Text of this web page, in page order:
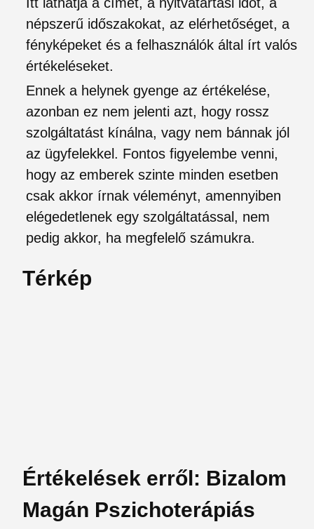
népszerű időszakokat, az elérhetőséget, a
fényképeket és a felhasználók által írt valós
értékeléseket.
Ennek a helynek gyenge az értékelése,
azonban ez nem jelenti azt, hogy rossz
szolgáltatást kínálna, vagy nem bánnak jól
az ügyfelekkel. Fontos figyelembe venni,
hogy az emberek szinte minden esetben
csak akkor írnak véleményt, amennyiben
elégedetlenek egy szolgáltatással, nem
pedig akkor, ha megfelelő számukra.
Térkép
Értékelések erről: Bizalom
Magán Pszichoterápiás